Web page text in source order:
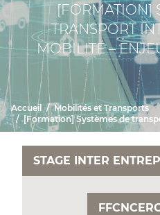
[FORMATION]
TRANSPORT
MOBILITÉ –
Accueil
Mobilités et Transports
[Formation] Systèmes de transport intelligents et
STAGE INTER